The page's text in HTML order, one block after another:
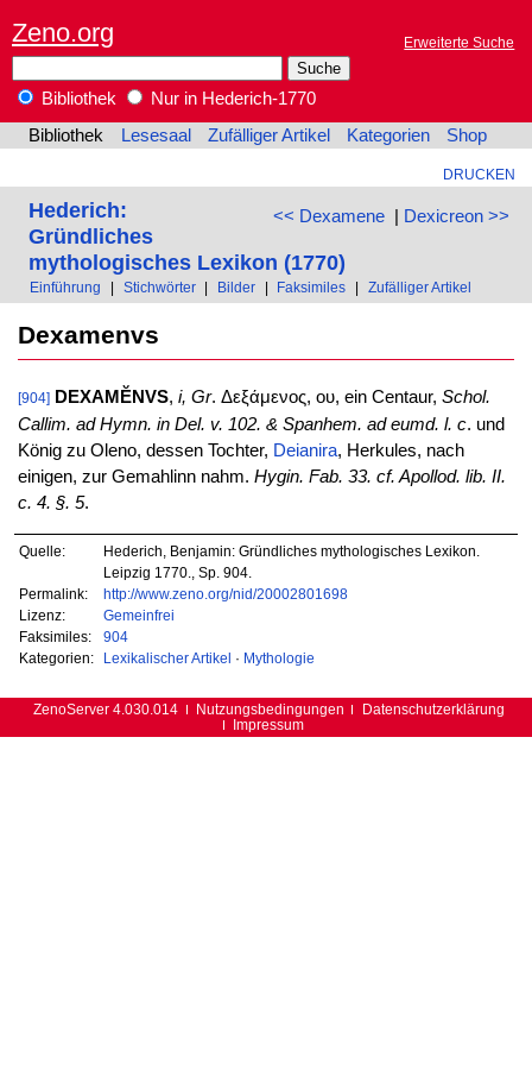
Zeno.org Erweiterte Suche
Bibliothek
Nur in Hederich-1770
Bibliothek
Lesesaal Zufälliger Artikel Kategorien Shop
DRUCKEN
<< Dexamene| Dexicreon >>
Hederich:
Gründliches
mythologisches Lexikon (1770)
Einführung Stichwörter Bilder Faksimiles Zufälliger Artikel
Dexamenvs
[904] DEXAMĔNVS, i, Gr. Δεξάμενος, ου, ein Centaur, Schol.
Callim. ad Hymn. in Del. v. 102. & Spanhem. ad eumd. l. c. und
König zu Oleno, dessen Tochter, Deianira, Herkules, nach
einigen, zur Gemahlinn nahm. Hygin. Fab. 33. cf. Apollod. lib. II.
c. 4. §. 5.
Quelle:
Hederich, Benjamin: Gründliches mythologisches Lexikon.
Leipzig 1770., Sp. 904.
Permalink:
http://www.zeno.org/nid/20002801698
Lizenz:
Gemeinfrei
Faksimiles:
904
Kategorien:
Lexikalischer Artikel · Mythologie
ZenoServer 4.030.014 Nutzungsbedingungen
Datenschutzerklärung
Impressum